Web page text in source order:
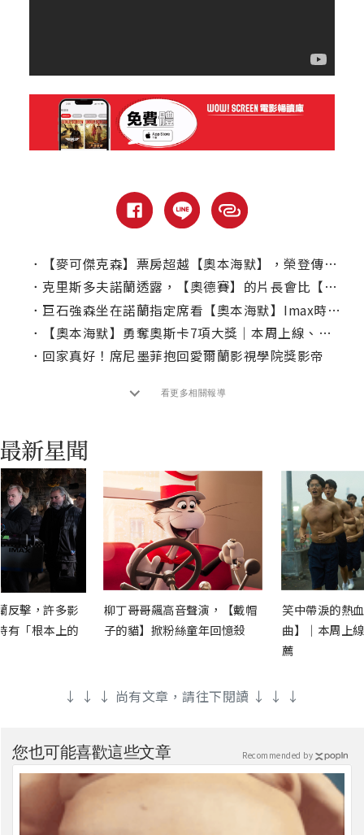
．
【麥可傑克森】票房超越【奧本海默】，榮登傳記電影票房之冠！
． 克里斯多夫諾蘭透露，【奧德賽】的片長會比【奧本海默】短？
． 巨石強森坐在諾蘭指定席看【奧本海默】Imax時在想什麼？
．
【奧本海默】勇奪奧斯卡7項大獎｜本周上線、電視首播推薦
． 回家真好！席尼墨菲抱回愛爾蘭影視學院獎影帝
看更多相關報導
反擊，許多影
有「根本上的
柳丁哥哥飆高音聲演，【戴帽
子的貓】掀粉絲童年回憶殺
笑中帶淚的熱
曲】｜本周上
薦
↓ ↓ ↓ 尚有文章，請往下閱讀 ↓ ↓ ↓
您也可能喜歡這些文章 Recommended by